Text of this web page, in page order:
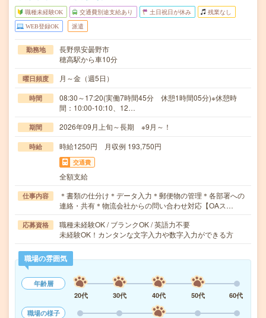
職種未経験OK 交通費別途支給あり 土日祝日が休み 残業なし
WEB登録OK 派遣
勤務地
長野県安曇野市
穂高駅から車10分
曜日頻度 月～金（週5日）
時間
08:30～17:20(実働7時間45分 休憩1時間05分)※休憩時
間：10:00-10:10、12…
期間 2026年09月上旬～長期 ※9月～！
時給 時給1250円 月収例 193,750円
交通費
全額支給
仕事内容
＊書類の仕分け＊データ入力＊郵便物の管理＊各部署への
連絡・共有＊物流会社からの問い合わせ対応【OAス…
応募資格
職種未経験OK / ブランクOK / 英語力不要
未経験OK！カンタンな文字入力や数字入力ができる方
職場の雰囲気
年齢層
20代
30代 40代 50代
60代
職場の様子